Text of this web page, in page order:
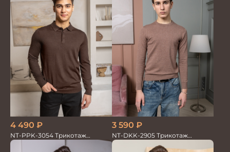
4 490 ₽
NT-PPK-3054 Трикотаж
Джемпер
3 590 ₽
NT-DKK-2905 Трикотаж
Джемпер